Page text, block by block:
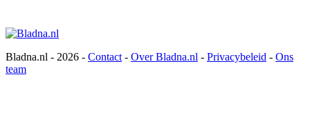
Bladna.nl - 2026 - Contact - Over Bladna.nl - Privacybeleid - Ons
team